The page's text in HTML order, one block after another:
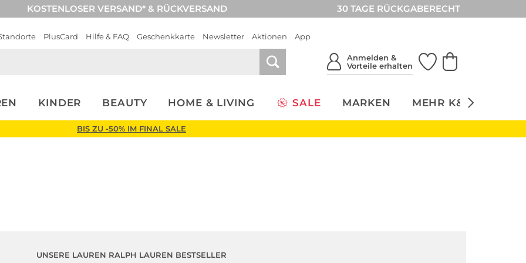
KOSTENLOSER VERSAND* & RÜCKVERSAND 30 TAGE RÜCKGABERECHT
PlusCard Hilfe & FAQ Geschenkkarte Newsletter Aktionen App
Anmelden &
Vorteile erhalten
KINDER BEAUTY HOME & LIVING SALE MARKEN MEHR K&Ö
BIS ZU -50% IM FINAL SALE
UNSERE LAUREN RALPH LAUREN BESTSELLER